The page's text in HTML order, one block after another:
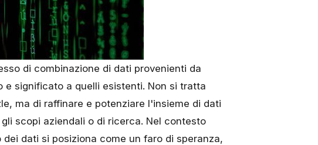
di combinazione di dati provenienti da
significato a quelli esistenti. Non si tratta
ma di raffinare e potenziare l'insieme di dati
scopi aziendali o di ricerca. Nel contesto
dati si posiziona come un faro di speranza,